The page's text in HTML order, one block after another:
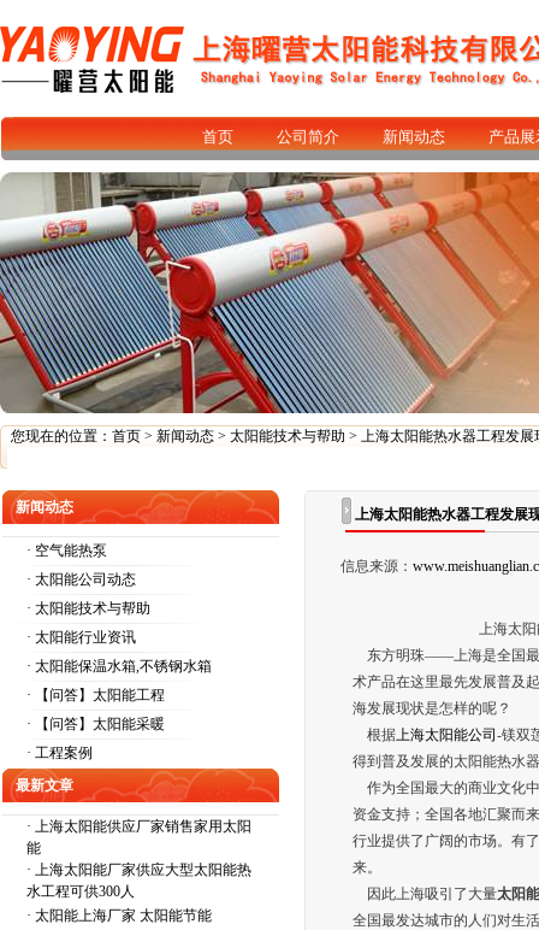
首页 公司简介 新闻动态 产品展
您现在的位置： 首页 > 新闻动态 > 太阳能技术与帮助 > 上海太阳能热水器工程发
新闻动态
· 空气能热泵
· 太阳能公司动态
· 太阳能技术与帮助
· 太阳能行业资讯
· 太阳能保温水箱,不锈钢水箱
· 【问答】太阳能工程
· 【问答】太阳能采暖
· 工程案例
最新文章
· 上海太阳能供应厂家销售家用太阳
能
· 上海太阳能厂家供应大型太阳能热
水工程可供300人
· 太阳能上海厂家 太阳能节能
上海太阳能热水器工程发展
信息来源：
上海太阳能热水器
东方明珠——上海是全国最
术产品在这里最先发展普及
海发展现状是怎样的呢？
根据上海太阳能公司-镁双
得到普及发展的太阳能热水
作为全国最大的商业文化
资金支持；全国各地汇聚而
行业提供了广阔的市场。有
来。
因此上海吸引了大量太阳
全国最发达城市的人们对生